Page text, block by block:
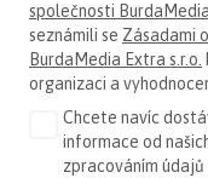
společnosti
seznámili se Zásadami
BurdaMedia Extra s.r.o.
organizaci a
Chcete navíc
informace od
zpracováním